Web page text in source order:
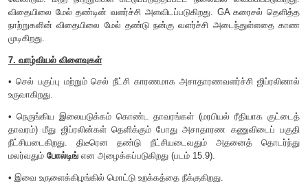
அமைப்பை ஒத்திருக்கிறது. முதன்மை முன்னோடிப் பொருள்
4. வேதி அமைப்பு
அனைத்து ஜிப்ரலின்களும் ஜிப்பெரெல்லேன் என்ற
பெற்றிருக்கிறது.
ஜிப்ரலின்கள் துருவம் சாராது கடத்தப்படும். ஜிப்ரலின்கள்
கடத்தப்படுகிறது அல்லது வாஸ்குலக் கற்றைகளுக்கு
கடத்தல் சைலத்தில் நடைபெறுகிறது.